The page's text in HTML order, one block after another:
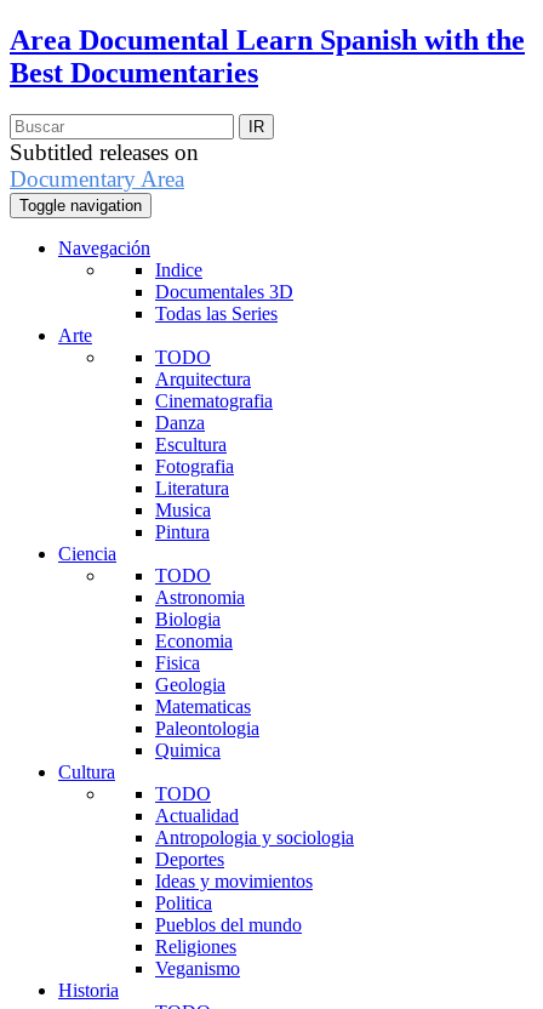
Area Documental Learn Spanish with the
Best Documentaries
Subtitled releases on
Documentary Area
Toggle navigation
Navegación
Indice
Documentales 3D
Todas las Series
Arte
TODO
Arquitectura
Cinematografia
Danza
Escultura
Fotografia
Literatura
Musica
Pintura
Ciencia
TODO
Astronomia
Biologia
Economia
Fisica
Geologia
Matematicas
Paleontologia
Quimica
Cultura
TODO
Actualidad
Antropologia y sociologia
Deportes
Ideas y movimientos
Politica
Pueblos del mundo
Religiones
Veganismo
Historia